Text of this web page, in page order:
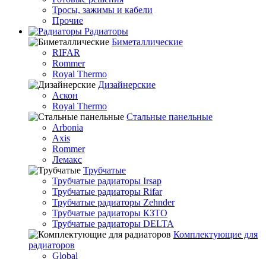
Тросы, зажимы и кабели
Прочие
Радиаторы
Биметаллические
RIFAR
Rommer
Royal Thermo
Дизайнерские
Аскон
Royal Thermo
Стальные панельные
Arbonia
Axis
Rommer
Лемакс
Трубчатые
Трубчатые радиаторы Irsap
Трубчатые радиаторы Rifar
Трубчатые радиаторы Zehnder
Трубчатые радиаторы КЗТО
Трубчатые радиаторы DELTA
Комплектующие для
радиаторов
Global